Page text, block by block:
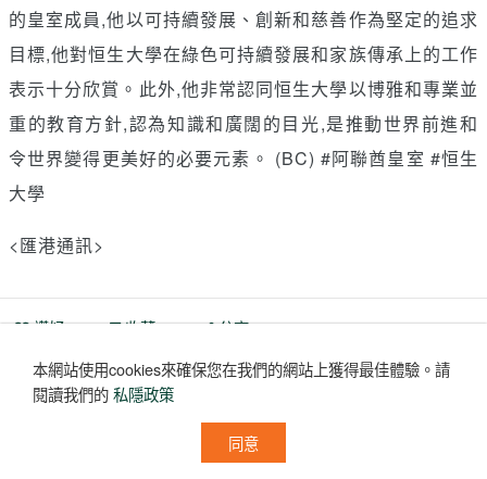
的皇室成員,他以可持續發展、創新和慈善作為堅定的追求
目標,他對恒生大學在綠色可持續發展和家族傳承上的工作
表示十分欣賞。此外,他非常認同恒生大學以博雅和專業並
重的教育方針,認為知識和廣闊的目光,是推動世界前進和
令世界變得更美好的必要元素。 (BC) #阿聯酋皇室 #恒生
大學
<匯港通訊>
讚好 收藏 分享
評論 (0)
本網站使用cookies來確保您在我們的網站上獲得最佳體驗。請
閱讀我們的私隱政策
同意